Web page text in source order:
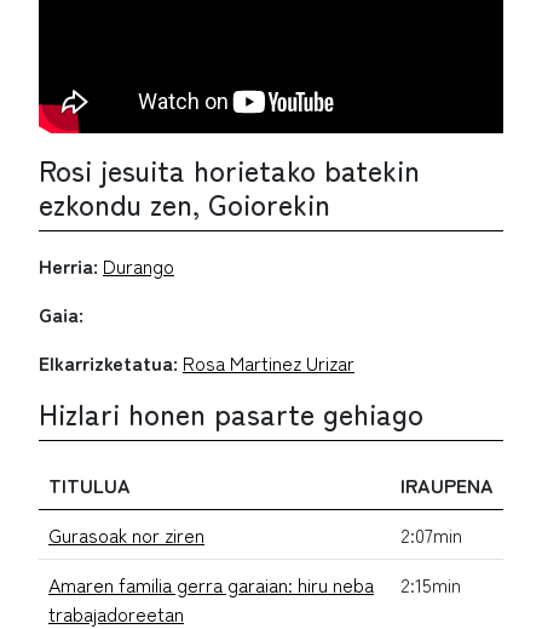
Rosi jesuita horietako batekin
ezkondu zen, Goiorekin
Herria: Durango
Gaia:
Elkarrizketatua: Rosa Martinez Urizar
Hizlari honen pasarte gehiago
TITULUA
IRAUPENA
Gurasoak nor ziren
2:07min
Amaren familia gerra garaian: hiru neba
trabajadoreetan
2:15min